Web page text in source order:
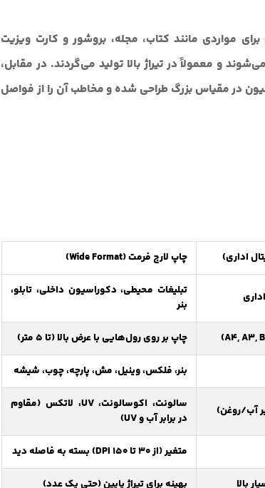
مواردی مانند کتاب، مجله، بروشور و کارت ویزیت
و معمولاً در تیراژ بالا تولید می‌گردند. در مقابل،
در مقیاس بزرگ طراحی شده و مخاطب آن را از فواصل
اداری) چاپ لارج فرمت (Wide Format)
تبلیغات محیطی، دکوراسیون داخلی، تابلو،
بنر
چاپ بر روی رول‌هایی با عرض بالا (تا ۵ متر)
بنر، فلکس، وینیل، مش، پارچه، چوب، شیشه
آب/روغن)
سالونت، اکوسالونت، UV، لاتکس (مقاوم
در برابر آب و UV)
متغیر (از ۳۰ تا ۱۵۰ DPI) بسته به فاصله دید
بالا بهینه برای تیراژ پایین (حتی یک عدد)